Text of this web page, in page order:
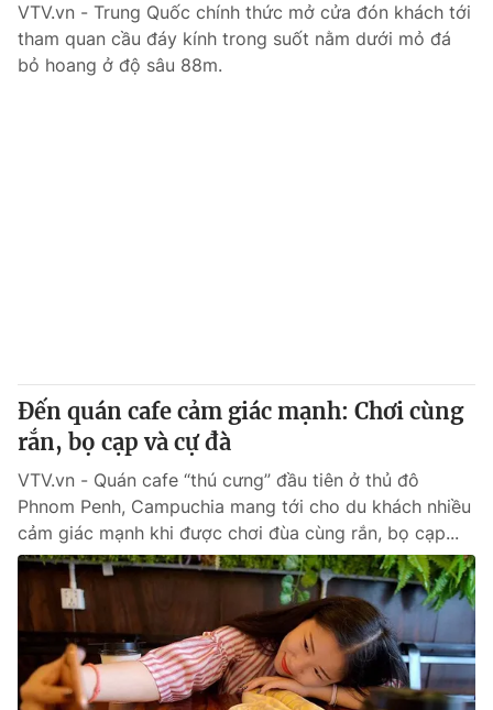
VTV.vn - Trung Quốc chính thức mở cửa đón khách tới
tham quan cầu đáy kính trong suốt nằm dưới mỏ đá
bỏ hoang ở độ sâu 88m.
Đến quán cafe cảm giác mạnh: Chơi cùng
rắn, bọ cạp và cự đà
VTV.vn - Quán cafe “thú cưng” đầu tiên ở thủ đô
Phnom Penh, Campuchia mang tới cho du khách nhiều
cảm giác mạnh khi được chơi đùa cùng rắn, bọ cạp...